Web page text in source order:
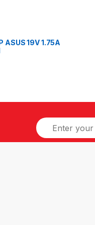
ASUS 19V 1.75A